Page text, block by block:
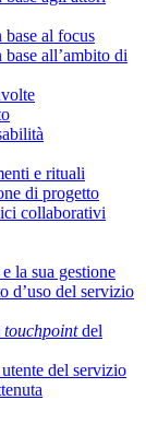
al focus
all’ambito di
e rituali
di progetto
collaborativi
la sua gestione
d’uso del servizio
touchpointdel
del servizio